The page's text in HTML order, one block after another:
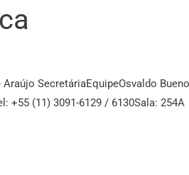
SecretáriaEquipeOsvaldo
+55 (11) 3091-6129 / 6130Sala: 254A